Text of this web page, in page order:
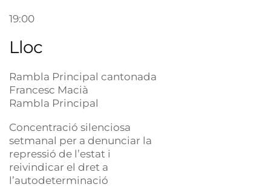
19:00
Lloc
Rambla Principal cantonada
Francesc Macià
Rambla Principal
Concentració silenciosa
setmanal per a denunciar la
repressió de l’estat i
reivindicar el dret a
l’autodeterminació